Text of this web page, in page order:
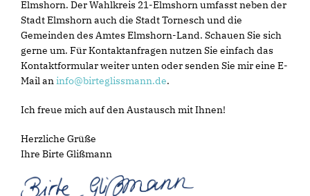
Elmshorn. Der Wahlkreis 21-Elmshorn umfasst neben der
Stadt Elmshorn auch die Stadt Tornesch und die
Gemeinden des Amtes Elmshorn-Land. Schauen Sie sich
gerne um. Für Kontaktanfragen nutzen Sie einfach das
Kontaktformular weiter unten oder senden Sie mir eine E-
Mail aninfo@birteglissmann.de.
Ich freue mich auf den Austausch mit Ihnen!
Herzliche Grüße
Ihre Birte Glißmann